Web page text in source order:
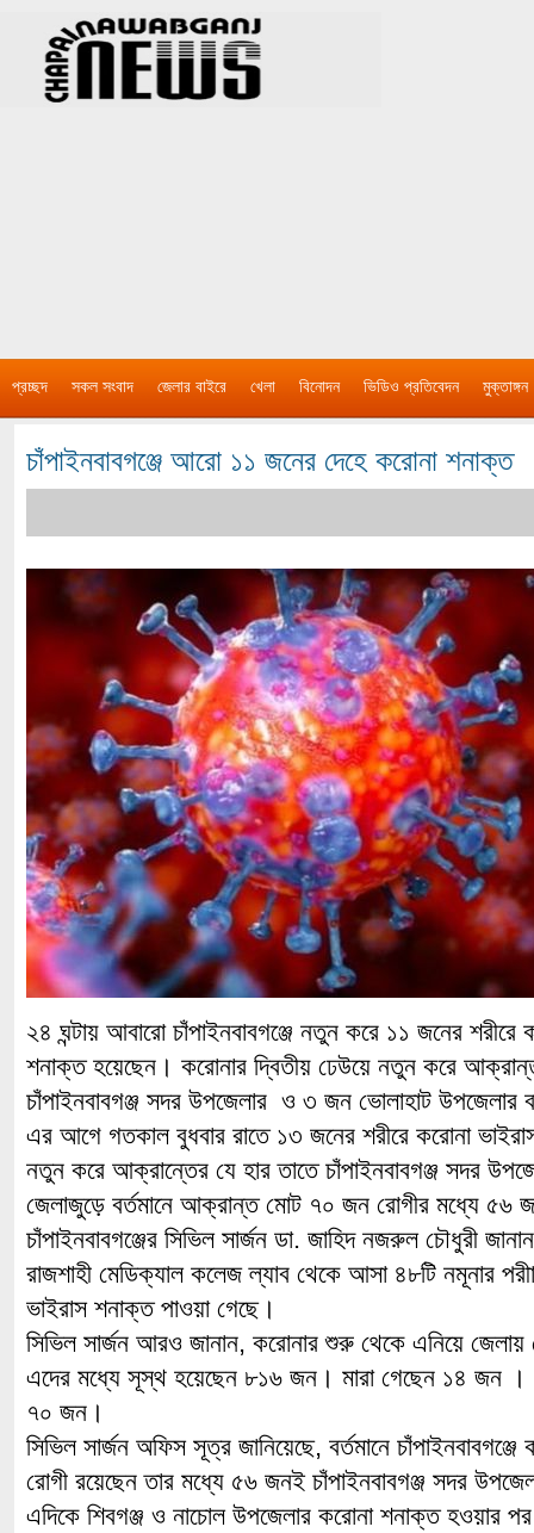
প্রচ্ছদ সকল সংবাদ জেলার বাইরে খেলা বিনোদন ভিডিও প্রতিবেদন মুক্তাঙ্গন
চাঁপাইনবাবগঞ্জে আরো ১১ জনের দেহে করোনা শনাক্ত
২৪ ঘন্টায় আবারো চাঁপাইনবাবগঞ্জে নতুন করে ১১ জনের
শনাক্ত হয়েছেন। করোনার দ্বিতীয় ঢেউয়ে নতুন করে
চাঁপাইনবাবগঞ্জ সদর উপজেলার ও ৩ জন ভোলাহাট উপজেলার
এর আগে গতকাল বুধবার রাতে ১৩ জনের শরীরে করোনা
নতুন করে আক্রান্তের যে হার তাতে চাঁপাইনবাবগঞ্জ সদর
জেলাজুড়ে বর্তমানে আক্রান্ত মোট ৭০ জন রোগীর মধ্যে ৫৬
চাঁপাইনবাবগঞ্জের সিভিল সার্জন ডা. জাহিদ নজরুল চৌধুরী
রাজশাহী মেডিক্যাল কলেজ ল্যাব থেকে আসা ৪৮টি নমূনার
ভাইরাস শনাক্ত পাওয়া গেছে।
সিভিল সার্জন আরও জানান, করোনার শুরু থেকে এনিয়ে
এদের মধ্যে সূস্থ হয়েছেন ৮১৬ জন। মারা গেছেন ১৪ জন ।
৭০ জন।
সিভিল সার্জন অফিস সূত্র জানিয়েছে, বর্তমানে
রোগী রয়েছেন তার মধ্যে ৫৬ জনই চাঁপাইনবাবগঞ্জ সদর
এদিকে শিবগঞ্জ ও নাচোল উপজেলার করোনা শনাক্ত হওয়ার